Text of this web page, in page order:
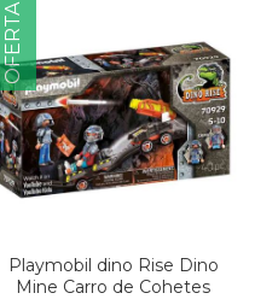
OFERTA
Playmobil dino Rise Dino
Mine Carro de Cohetes